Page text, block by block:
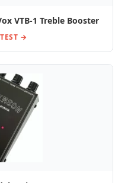
VTB-1 Treble Booster
→